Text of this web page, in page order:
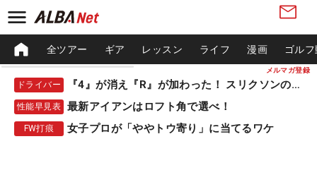
メルマガ登録
全ツアー ギア レッスン ライフ 漫画 ゴル
ドライバー 『4』が消え『R』が加わった！ スリクソンの新作
性能早見表 最新アイアンはロフト角で選べ！
FW打痕 女子プロが「ややトウ寄り」に当てるワケ